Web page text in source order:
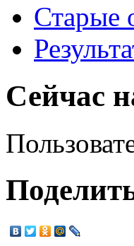
Старые
Сейчас